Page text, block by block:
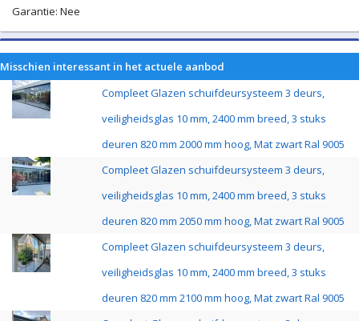
Garantie: Nee
Misschien interessant in het actuele aanbod
Compleet Glazen schuifdeursysteem 3 deurs,
veiligheidsglas 10 mm, 2400 mm breed, 3 stuks
deuren 820 mm 2000 mm hoog, Mat zwart Ral 9005
Compleet Glazen schuifdeursysteem 3 deurs,
veiligheidsglas 10 mm, 2400 mm breed, 3 stuks
deuren 820 mm 2050 mm hoog, Mat zwart Ral 9005
Compleet Glazen schuifdeursysteem 3 deurs,
veiligheidsglas 10 mm, 2400 mm breed, 3 stuks
deuren 820 mm 2100 mm hoog, Mat zwart Ral 9005